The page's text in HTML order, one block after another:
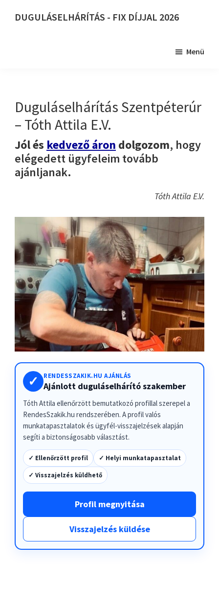
DUGULÁSELHÁRÍTÁS - FIX DÍJJAL 2026
Menü
Duguláselhárítás Szentpéterúr
– Tóth Attila E.V.
Jól és kedvező áron dolgozom, hogy
elégedett ügyfeleim tovább
ajánljanak.
Tóth Attila E.V.
✓ RENDESSZAKIK.HU AJÁNLÁS
Ajánlott duguláselhárító szakember
Tóth Attila ellenőrzött bemutatkozó profillal szerepel a
RendesSzakik.hu rendszerében. A profil valós
munkatapasztalatok és ügyfél-visszajelzések alapján
segíti a biztonságosabb választást.
✓ Ellenőrzött profil ✓ Helyi munkatapasztalat
✓ Visszajelzés küldhető
Profil megnyitása
Visszajelzés küldése